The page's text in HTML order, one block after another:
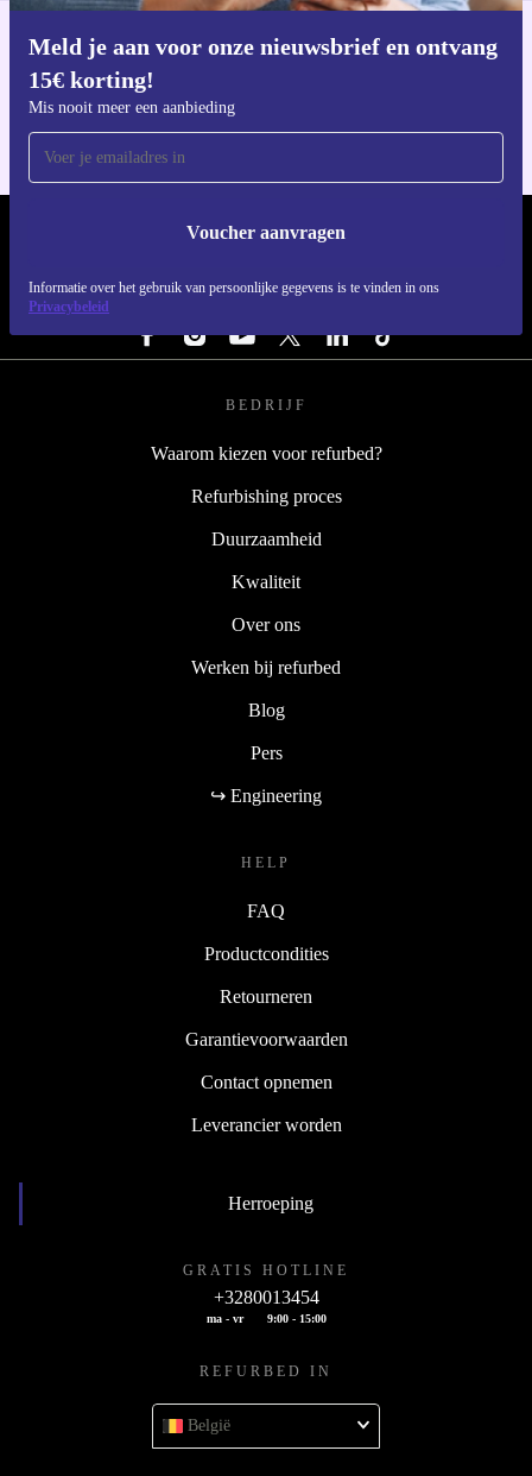
Meld je aan voor onze nieuwsbrief en ontvang
15€ korting!
Mis nooit meer een aanbieding
Voucher aanvragen
Informatie over het gebruik van persoonlijke gegevens is te vinden in ons
Privacybeleid
Download de refurbed app
REFURBED NEDERLAND - RETHINK NEW.
VOLG ONS
BEDRIJF
Waarom kiezen voor refurbed?
Refurbishing proces
Duurzaamheid
Kwaliteit
Over ons
Werken bij refurbed
Blog
Pers
↪ Engineering
HELP
FAQ
Productcondities
Retourneren
Garantievoorwaarden
Contact opnemen
Leverancier worden
Herroeping
GRATIS HOTLINE
+3280013454
ma - vr 9:00 - 15:00
REFURBED IN
België